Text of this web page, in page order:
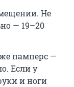
Не
— 19–20
памперс —
Если у
и ноги